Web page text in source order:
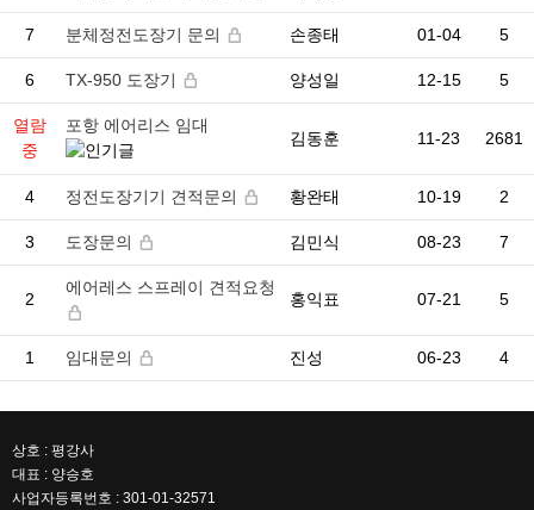
7 분체정전도장기 문의 손종태 01-04 5
6 TX-950 도장기 양성일 12-15 5
열람
중
포항 에어리스 임대
김동훈 11-23 2681
4 정전도장기기 견적문의 황완태 10-19 2
3 도장문의 김민식 08-23 7
2
에어레스 스프레이 견적요청
홍익표 07-21 5
1 임대문의 진성 06-23 4
상호 : 평강사
대표 : 양승호
사업자등록번호 : 301-01-32571